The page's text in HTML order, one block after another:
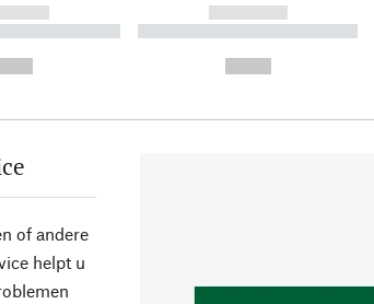
----------
------------
----------- ----------- ----------
of andere
helpt u